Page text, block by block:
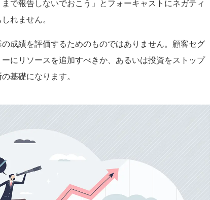
で報告しないでおこう」とフォーキャストにネガティ
れません。
成績を評価するためのものではありません。顧客セグ
にリソースを追加すべきか、あるいは投資をストップ
基礎になります。